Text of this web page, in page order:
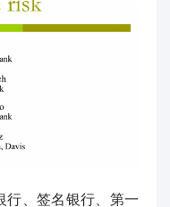
行、签名银行、第一